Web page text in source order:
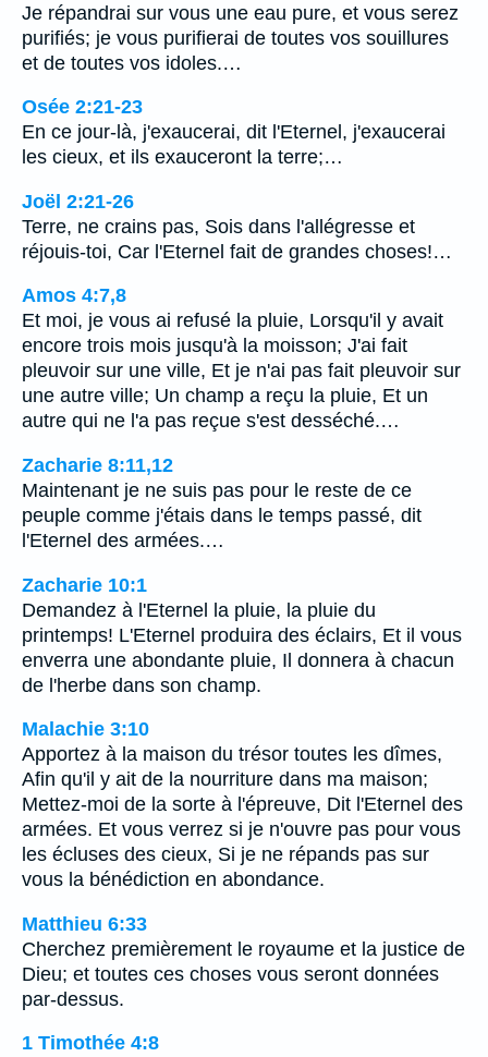
Je répandrai sur vous une eau pure, et vous serez
purifiés; je vous purifierai de toutes vos souillures
et de toutes vos idoles.…
Osée 2:21-23
En ce jour-là, j'exaucerai, dit l'Eternel, j'exaucerai
les cieux, et ils exauceront la terre;…
Joël 2:21-26
Terre, ne crains pas, Sois dans l'allégresse et
réjouis-toi, Car l'Eternel fait de grandes choses!…
Amos 4:7,8
Et moi, je vous ai refusé la pluie, Lorsqu'il y avait
encore trois mois jusqu'à la moisson; J'ai fait
pleuvoir sur une ville, Et je n'ai pas fait pleuvoir sur
une autre ville; Un champ a reçu la pluie, Et un
autre qui ne l'a pas reçue s'est desséché.…
Zacharie 8:11,12
Maintenant je ne suis pas pour le reste de ce
peuple comme j'étais dans le temps passé, dit
l'Eternel des armées.…
Zacharie 10:1
Demandez à l'Eternel la pluie, la pluie du
printemps! L'Eternel produira des éclairs, Et il vous
enverra une abondante pluie, Il donnera à chacun
de l'herbe dans son champ.
Malachie 3:10
Apportez à la maison du trésor toutes les dîmes,
Afin qu'il y ait de la nourriture dans ma maison;
Mettez-moi de la sorte à l'épreuve, Dit l'Eternel des
armées. Et vous verrez si je n'ouvre pas pour vous
les écluses des cieux, Si je ne répands pas sur
vous la bénédiction en abondance.
Matthieu 6:33
Cherchez premièrement le royaume et la justice de
Dieu; et toutes ces choses vous seront données
par-dessus.
1 Timothée 4:8